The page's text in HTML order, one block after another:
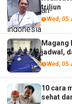
triliun
Wed, 05
Magang
jadwal,
Wed, 05
10 cara
sehat